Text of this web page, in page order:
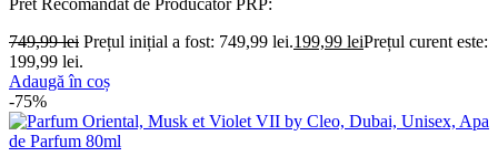
749,99lei Prețul inițial a fost: 749,99 lei.199,99 leiPrețul curent este:
199,99 lei.
Adaugă în coș
-75%